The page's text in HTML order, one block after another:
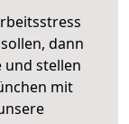
dann
und stellen
mit